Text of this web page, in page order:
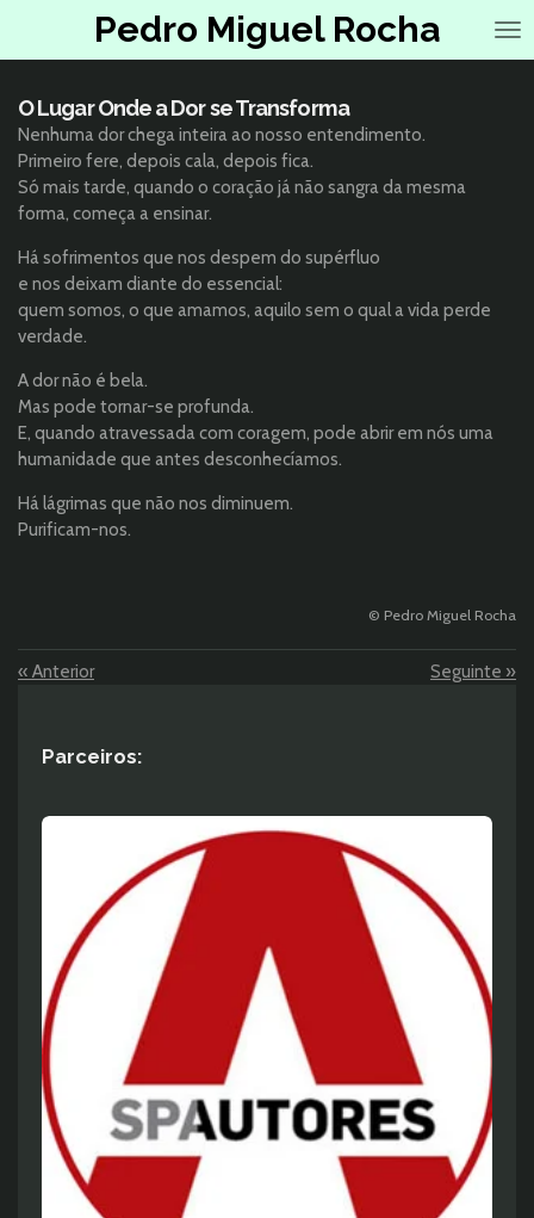
conteúdo
principal
Pedro Miguel Rocha
O Lugar Onde a Dor se Transforma
Nenhuma dor chega inteira ao nosso entendimento.
Primeiro fere, depois cala, depois fica.
Só mais tarde, quando o coração já não sangra da mesma
forma, começa a ensinar.
Há sofrimentos que nos despem do supérfluo
e nos deixam diante do essencial:
quem somos, o que amamos, aquilo sem o qual a vida perde
verdade.
A dor não é bela.
Mas pode tornar-se profunda.
E, quando atravessada com coragem, pode abrir em nós uma
humanidade que antes desconhecíamos.
Há lágrimas que não nos diminuem.
Purificam-nos.
© Pedro Miguel Rocha
« Anterior Seguinte »
Parceiros: